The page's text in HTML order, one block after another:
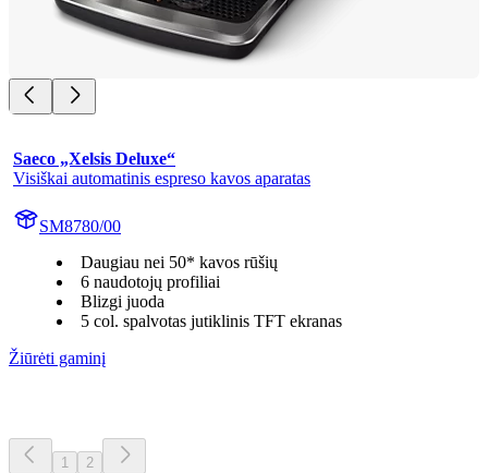
Saeco „Xelsis Deluxe“
Visiškai automatinis espreso kavos aparatas
SM8780/00
Daugiau nei 50* kavos rūšių
6 naudotojų profiliai
Blizgi juoda
5 col. spalvotas jutiklinis TFT ekranas
Žiūrėti gaminį
1 2